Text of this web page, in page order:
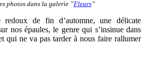
photos dans la galerie ‟Fleurs”
redoux de fin d’automne, une délicate
nos épaules, le genre qui s’insinue dans
qui ne va pas tarder à nous faire rallumer